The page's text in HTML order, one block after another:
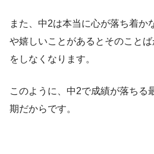
また、中2は本当に心が落ち着か
や嬉しいことがあるとそのこと
をしなくなります。
このように、中2で成績が落ちる
期だからです。